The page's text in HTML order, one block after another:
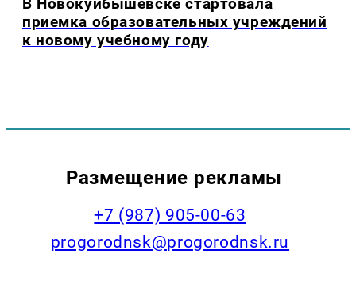
В Новокуйбышевске стартовала
приемка образовательных учреждений
к новому учебному году
Размещение рекламы
+7 (987) 905-00-63
progorodnsk@progorodnsk.ru